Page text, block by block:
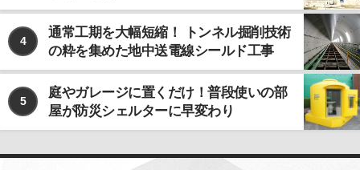
4
通常工期を大幅短縮！ トンネル掘削技術
の粋を集めた地中送電線シールド工事
5
庭やガレージに置くだけ！普段使いの部
屋が防災シェルターに早変わり